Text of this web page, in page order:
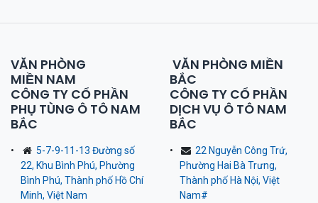
VĂN PHÒNG
MIỀN NAM
CÔNG TY CỔ PHẦN
PHỤ TÙNG Ô TÔ NAM
BẮC
5-7-9-11-13 Đường số
22, Khu Bình Phú, Phường
Bình Phú, Thành phố Hồ Chí
Minh, Việt Nam
VĂN PHÒNG MIỀN
BẮC
CÔNG TY CỔ PHẦN
DỊCH VỤ Ô TÔ NAM
BẮC
22 Nguyễn Công Trứ,
Phường Hai Bà Trưng,
Thành phố Hà Nội, Việt
Nam#